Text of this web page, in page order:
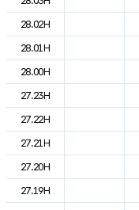
28.02H
28.01H
28.00H
27.23H
27.22H
27.21H
27.20H
27.19H